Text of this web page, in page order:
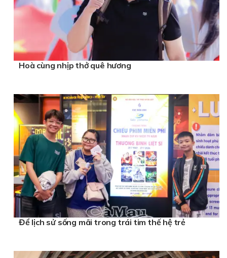
Hoà cùng nhịp thở quê hương
Để lịch sử sống mãi trong trái tim thế hệ trẻ